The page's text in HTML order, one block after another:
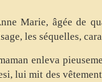
Marie, âgée de
les séquelles,
enleva
lui mit des